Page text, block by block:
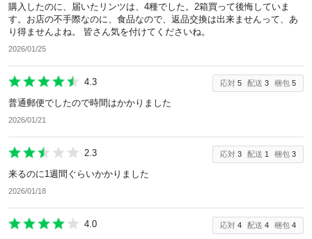
購入したのに、届いたリンツは、4種でした。2箱買って後悔していま
す。お店の不手際なのに、食品なので、返品交換は出来ませんって、あ
り得ませんよね。 皆さん気を付けてくださいね。
2026/01/25
4.3 応対 5 配送 3 梱包 5
普通郵便でしたので時間はかかりました
2026/01/21
2.3 応対 3 配送 1 梱包 3
来るのに1週間ぐらいかかりました
2026/01/18
4.0 応対 4 配送 4 梱包 4